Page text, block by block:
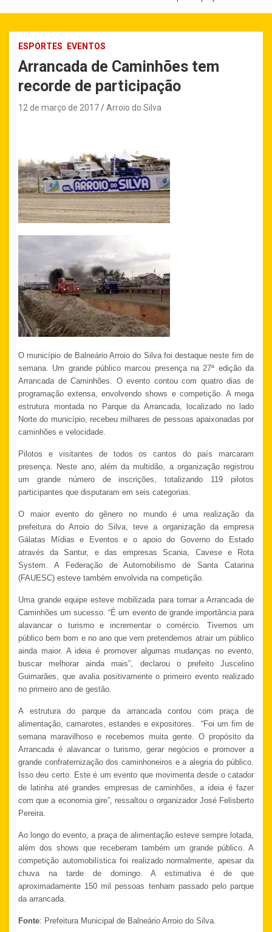
ESPORTES EVENTOS
Arrancada de Caminhões tem
recorde de participação
12 de março de 2017 Arroio do Silva
O município de Balneário Arroio do Silva foi destaque neste fim de
semana. Um grande público marcou presença na 27ª edição da
Arrancada de Caminhões. O evento contou com quatro dias de
programação extensa, envolvendo shows e competição. A mega
estrutura montada no Parque da Arrancada, localizado no lado
Norte do município, recebeu milhares de pessoas apaixonadas por
caminhões e velocidade.
Pilotos e visitantes de todos os cantos do país marcaram
presença. Neste ano, além da multidão, a organização registrou
um grande número de inscrições, totalizando 119 pilotos
participantes que disputaram em seis categorias.
O maior evento do gênero no mundo é uma realização da
prefeitura do Arroio do Silva, teve a organização da empresa
Gálatas Mídias e Eventos e o apoio do Governo do Estado
através da Santur, e das empresas Scania, Cavese e Rota
System. A Federação de Automobilismo de Santa Catarina
(FAUESC) esteve também envolvida na competição.
Uma grande equipe esteve mobilizada para tornar a Arrancada de
Caminhões um sucesso. “É um evento de grande importância para
alavancar o turismo e incrementar o comércio. Tivemos um
público bem bom e no ano que vem pretendemos atrair um público
ainda maior. A ideia é promover algumas mudanças no evento,
buscar melhorar ainda mais”, declarou o prefeito Juscelino
Guimarães, que avalia positivamente o primeiro evento realizado
no primeiro ano de gestão.
A estrutura do parque da arrancada contou com praça de
alimentação, camarotes, estandes e expositores. “Foi um fim de
semana maravilhoso e recebemos muita gente. O propósito da
Arrancada é alavancar o turismo, gerar negócios e promover a
grande confraternização dos caminhoneiros e a alegria do público.
Isso deu certo. Este é um evento que movimenta desde o catador
de latinha até grandes empresas de caminhões, a ideia é fazer
com que a economia gire”, ressaltou o organizador José Felisberto
Pereira.
Ao longo do evento, a praça de alimentação esteve sempre lotada,
além dos shows que receberam também um grande público. A
competição automobilística foi realizado normalmente, apesar da
chuva na tarde de domingo. A estimativa é de que
aproximadamente 150 mil pessoas tenham passado pelo parque
da arrancada.
Fonte: Prefeitura Municipal de Balneário Arroio do Silva.